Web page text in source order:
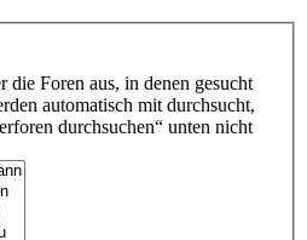
die Foren aus, in denen gesucht
automatisch mit durchsucht,
durchsuchen“ unten nicht